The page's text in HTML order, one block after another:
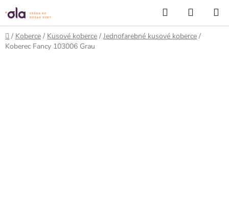
Prejsť
na
obsah
Hľadať
KOŠÍK
Domov
/ Koberce / Kusové koberce / Jednofarebné kusové koberce /
Koberec Fancy 103006 Grau